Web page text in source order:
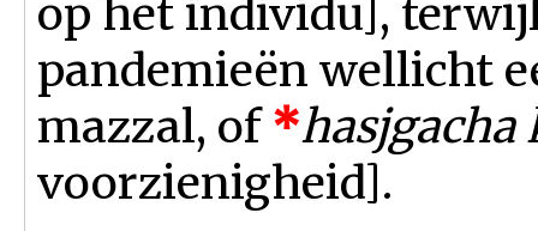
op het individu],
pandemieën wellicht
mazzal, of*hasjgacha
voorzienigheid].